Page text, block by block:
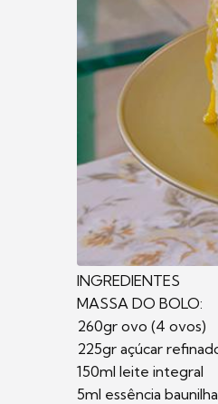
INGREDIENTES
MASSA DO BOLO:
260gr ovo (4 ovos)
225gr açúcar
150ml leite integral
5ml essência baunilha